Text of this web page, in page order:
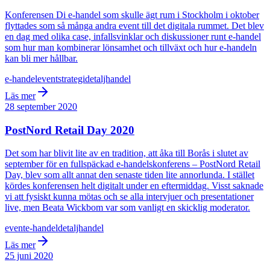
Konferensen Di e-handel som skulle ägt rum i Stockholm i oktober
flyttades som så många andra event till det digitala rummet. Det blev
en dag med olika case, infallsvinklar och diskussioner runt e-handel
som hur man kombinerar lönsamhet och tillväxt och hur e-handeln
kan bli mer hållbar.
e-handeleventstrategidetaljhandel
Läs mer
28 september 2020
PostNord Retail Day 2020
Det som har blivit lite av en tradition, att åka till Borås i slutet av
september för en fullspäckad e-handelskonferens – PostNord Retail
Day, blev som allt annat den senaste tiden lite annorlunda. I stället
kördes konferensen helt digitalt under en eftermiddag. Visst saknade
vi att fysiskt kunna mötas och se alla intervjuer och presentationer
live, men Beata Wickbom var som vanligt en skicklig moderator.
evente-handeldetaljhandel
Läs mer
25 juni 2020